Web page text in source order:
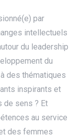
par
intellectuels
du leadership
du
des thématiques
inspirants et
de sens ? Et
au service
des femmes